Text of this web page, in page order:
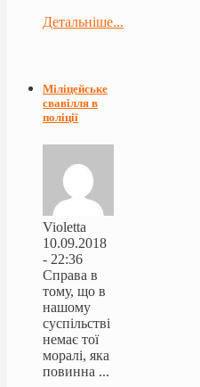
Детальніше...
Міліцейське
свавілля в
поліції
Violetta
10.09.2018
- 22:36
Справа в
тому, що в
нашому
суспільстві
немає тої
моралі, яка
повинна ...